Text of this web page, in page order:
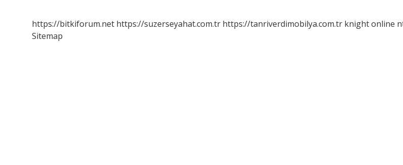
https://bitkiforum.net https://suzerseyahat.com.tr https://tanriverdimobilya.com.tr knight online
Sitemap